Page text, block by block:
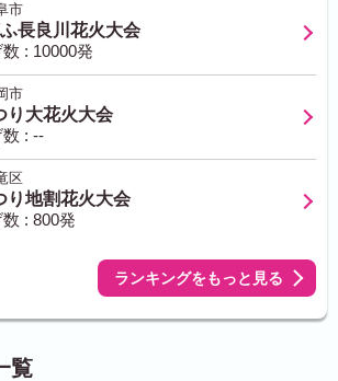
市
長良川花火大会
: 10000発
市
り大花火大会
: --
区
り地割花火大会
: 800発
ランキングをもっと見る
覧